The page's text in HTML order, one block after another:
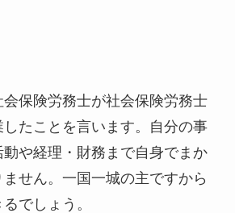
会保険労務士が社会保険労務士
たことを言います。自分の事
や経理・財務まで自身でまか
せん。一国一城の主ですから
でしょう。